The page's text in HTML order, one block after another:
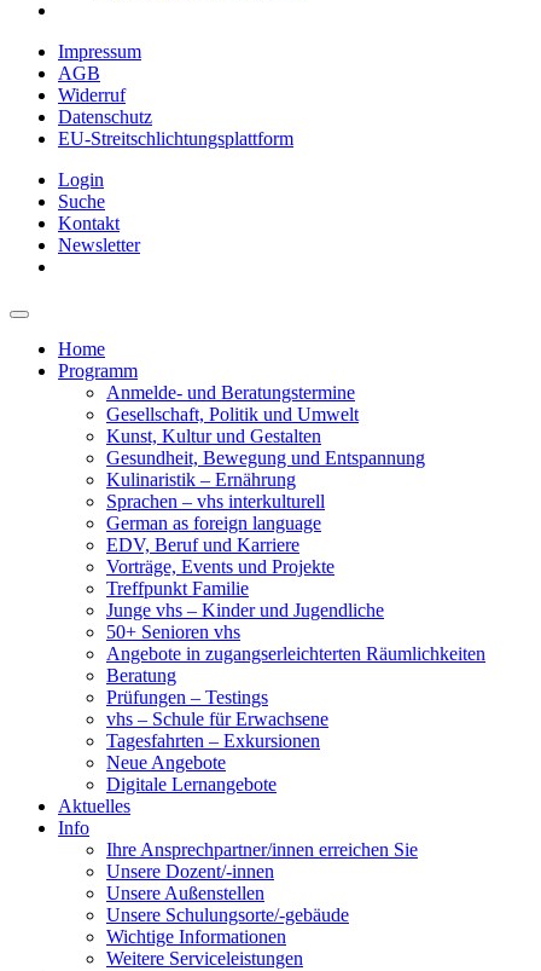
Impressum
AGB
Widerruf
Datenschutz
EU-Streitschlichtungsplattform
Login
Suche
Kontakt
Newsletter
Home
Programm
Anmelde- und Beratungstermine
Gesellschaft, Politik und Umwelt
Kunst, Kultur und Gestalten
Gesundheit, Bewegung und Entspannung
Kulinaristik – Ernährung
Sprachen – vhs interkulturell
German as foreign language
EDV, Beruf und Karriere
Vorträge, Events und Projekte
Treffpunkt Familie
Junge vhs – Kinder und Jugendliche
50+ Senioren vhs
Angebote in zugangserleichterten Räumlichkeiten
Beratung
Prüfungen – Testings
vhs – Schule für Erwachsene
Tagesfahrten – Exkursionen
Neue Angebote
Digitale Lernangebote
Aktuelles
Info
Ihre Ansprechpartner/innen erreichen Sie
Unsere Dozent/-innen
Unsere Außenstellen
Unsere Schulungsorte/-gebäude
Wichtige Informationen
Weitere Serviceleistungen